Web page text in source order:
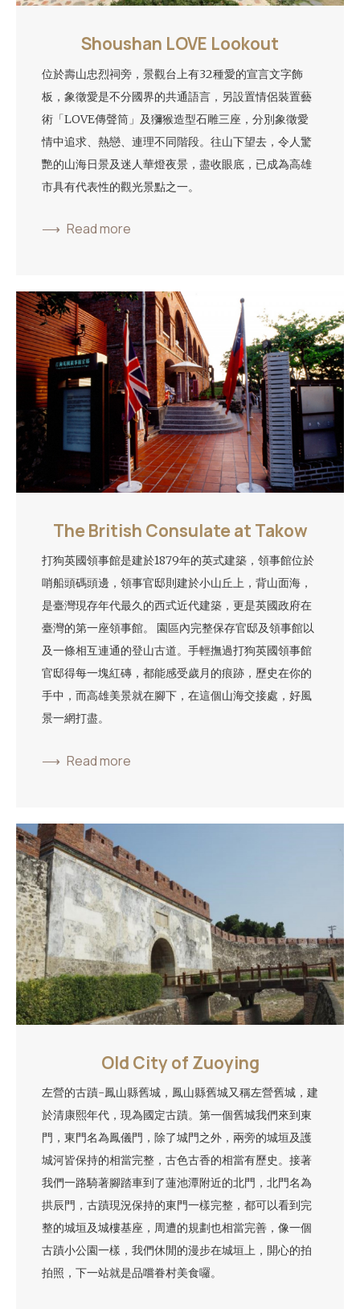
Shoushan LOVE Lookout
位於壽山忠烈祠旁，景觀台上有32種愛的宣言文字飾
板，象徵愛是不分國界的共通語言，另設置情侶裝置藝
術「LOVE傳聲筒」及獼猴造型石雕三座，分別象徵愛
情中追求、熱戀、連理不同階段。往山下望去，令人驚
艷的山海日景及迷人華燈夜景，盡收眼底，已成為高雄
市具有代表性的觀光景點之一。
Read more
The British Consulate at Takow
打狗英國領事館是建於1879年的英式建築，領事館位於
哨船頭碼頭邊，領事官邸則建於小山丘上，背山面海，
是臺灣現存年代最久的西式近代建築，更是英國政府在
臺灣的第一座領事館。 園區內完整保存官邸及領事館以
及一條相互連通的登山古道。手輕撫過打狗英國領事館
官邸得每一塊紅磚，都能感受歲月的痕跡，歷史在你的
手中，而高雄美景就在腳下，在這個山海交接處，好風
景一網打盡。
Read more
Old City of Zuoying
左營的古蹟-鳳山縣舊城，鳳山縣舊城又稱左營舊城，建
於清康熙年代，現為國定古蹟。第一個舊城我們來到東
門，東門名為鳳儀門，除了城門之外，兩旁的城垣及護
城河皆保持的相當完整，古色古香的相當有歷史。接著
我們一路騎著腳踏車到了蓮池潭附近的北門，北門名為
拱辰門，古蹟現況保持的東門一樣完整，都可以看到完
整的城垣及城樓基座，周遭的規劃也相當完善，像一個
古蹟小公園一樣，我們休閒的漫步在城垣上，開心的拍
拍照，下一站就是品嚐眷村美食囉。